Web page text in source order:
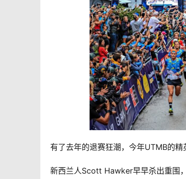
有了去年的退赛狂潮，今年UTMB的精
新西兰人Scott Hawker早早杀出重围